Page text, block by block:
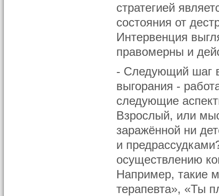
стратегией
состояния от
Интервенция
правомерны и
- Следующий шаг
выгорания -
следующие
Взрослый, или
заражённой ни
и
осуществлению
Например, такие
терапевта», «Ты